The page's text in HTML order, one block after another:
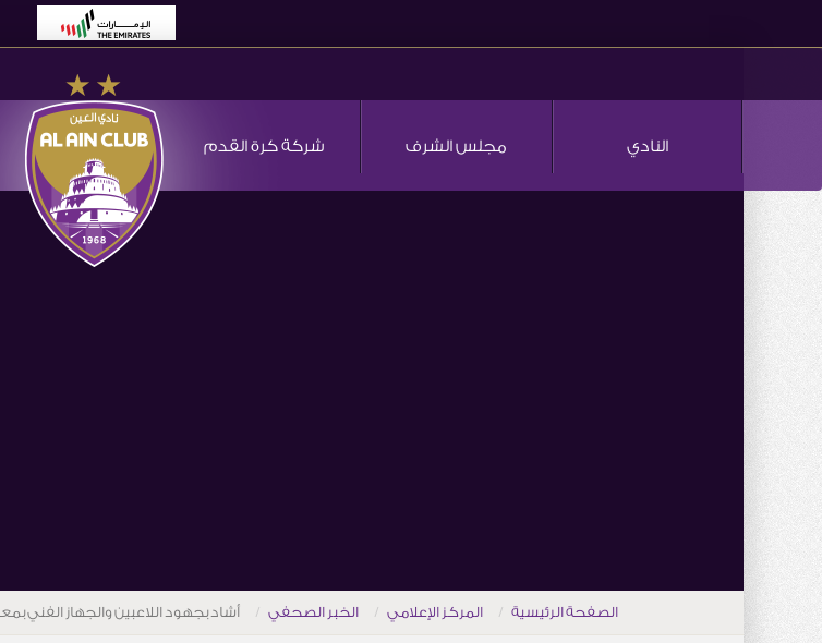
النادي مجلس الشرف شركة كرة القدم
الصفحة الرئيسية المركز الإعلامي الخبر الصحفي أشاد بجهود اللاعبين والجهاز الفني